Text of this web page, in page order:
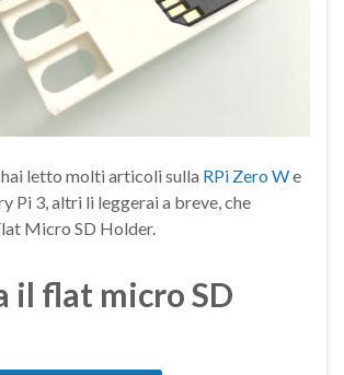
letto molti articoli sulla RPi Zero We
Pi 3, altri li leggerai a breve, che
Micro SD Holder.
il flat micro SD